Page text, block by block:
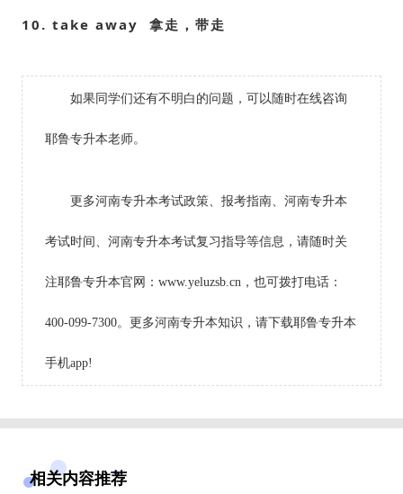
10. take away 拿走，带走
如果同学们还有不明白的问题，可以随时在线咨询
耶鲁专升本老师。
更多河南专升本考试政策、报考指南、河南专升本
考试时间、河南专升本考试复习指导等信息，请随时关
注耶鲁专升本官网：www.yeluzsb.cn，也可拨打电话：
400-099-7300。更多河南专升本知识，请下载耶鲁专升本
手机app!
相关内容推荐